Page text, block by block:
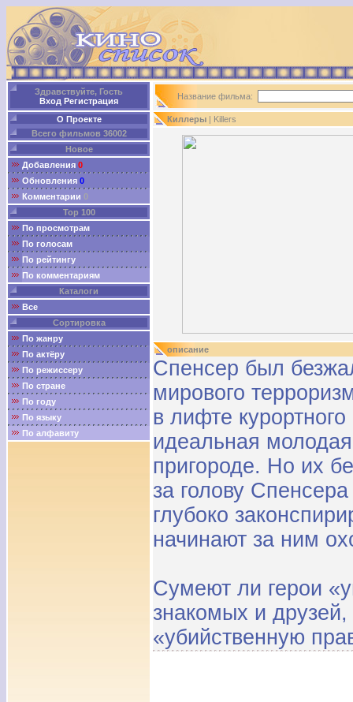
Здравствуйте, Гость
Вход Регистрация
О Проекте
Всего фильмов 36002
Новое
Добавления 0
Обновления 0
Комментарии 0
Top 100
По просмотрам
По голосам
По рейтингу
По комментариям
Каталоги
Все
Сортировка
По жанру
По актёру
По режиссеру
По стране
По году
По языку
По алфавиту
Название фильма:
Киллеры | Killers
описание
Спенсер был
мирового
в лифте
идеальная
пригороде. Но их
за голову
глубоко
начинают за ним
Сумеют ли герои
знакомых и
«убийственную